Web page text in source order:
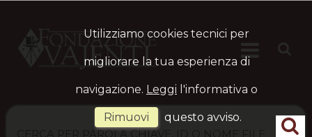
Ste HOME
ARCHIVIO
Utilizziamo cookies tecnici per
migliorare la tua esperienza di
navigazione. Leggi l'informativa o
Rimuovi questo avviso.